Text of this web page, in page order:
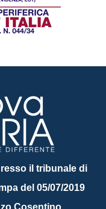
il tribunale di
del 05/07/2019
Cosentino